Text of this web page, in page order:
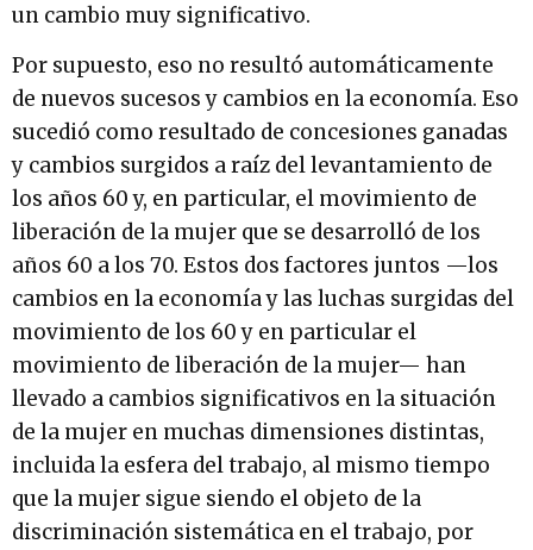
un cambio muy significativo.
Por supuesto, eso no resultó automáticamente
de nuevos sucesos y cambios en la economía. Eso
sucedió como resultado de concesiones ganadas
y cambios surgidos a raíz del levantamiento de
los años 60 y, en particular, el movimiento de
liberación de la mujer que se desarrolló de los
años 60 a los 70. Estos dos factores juntos —los
cambios en la economía y las luchas surgidas del
movimiento de los 60 y en particular el
movimiento de liberación de la mujer— han
llevado a cambios significativos en la situación
de la mujer en muchas dimensiones distintas,
incluida la esfera del trabajo, al mismo tiempo
que la mujer sigue siendo el objeto de la
discriminación sistemática en el trabajo, por